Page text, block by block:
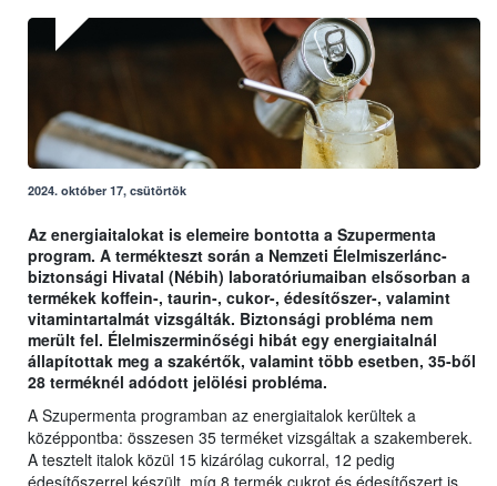
2024. október 17, csütörtök
Az energiaitalokat is elemeire bontotta a Szupermenta
program. A termékteszt során a Nemzeti Élelmiszerlánc-
biztonsági Hivatal (Nébih) laboratóriumaiban elsősorban a
termékek koffein-, taurin-, cukor-, édesítőszer-, valamint
vitamintartalmát vizsgálták. Biztonsági probléma nem
merült fel. Élelmiszerminőségi hibát egy energiaitalnál
állapítottak meg a szakértők, valamint több esetben, 35-ből
28 terméknél adódott jelölési probléma.
A Szupermenta programban az energiaitalok kerültek a
középpontba: összesen 35 terméket vizsgáltak a szakemberek.
A tesztelt italok közül 15 kizárólag cukorral, 12 pedig